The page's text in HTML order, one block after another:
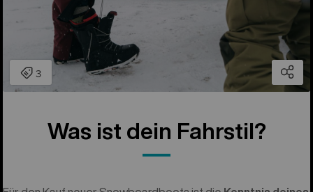
Was ist dein Fahrstil?